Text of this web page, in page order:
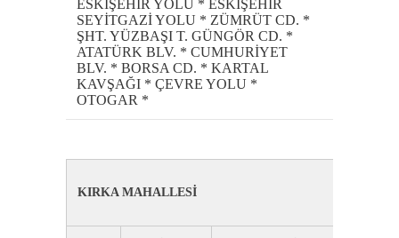
ESKİŞEHİR YOLU * ESKİŞEHİR
SEYİTGAZİ YOLU * ZÜMRÜT CD. *
ŞHT. YÜZBAŞI T. GÜNGÖR CD. *
ATATÜRK BLV. * CUMHURİYET
BLV. * BORSA CD. * KARTAL
KAVŞAĞI * ÇEVRE YOLU *
OTOGAR *
KIRKA MAHALLESİ